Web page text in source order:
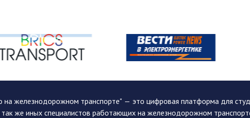
железнодорожном транспорте" — это цифровая платформа для
так же иных специалистов работающих на железнодорожном